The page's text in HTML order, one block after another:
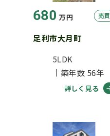
680 万円 売買
足利市大月町
5LDK
築年数 56年
詳しく見る